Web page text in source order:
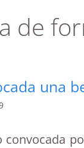
de
una
convocada